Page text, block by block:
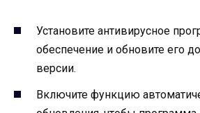
Установите антивирусное
обеспечение и обновите его
версии.
Включите функцию